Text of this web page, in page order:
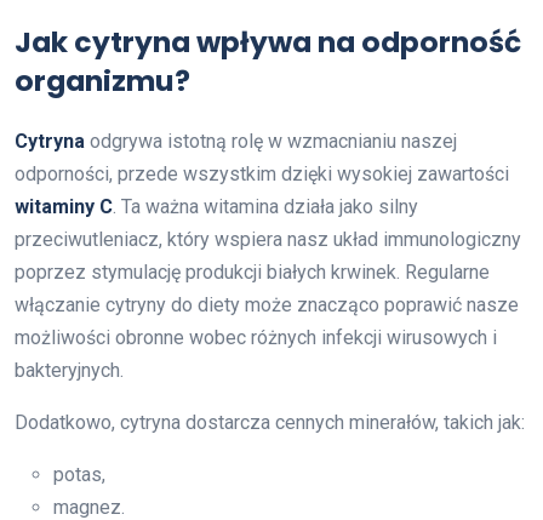
Jak cytryna wpływa na odporność
organizmu?
Cytryna odgrywa istotną rolę w wzmacnianiu naszej
odporności, przede wszystkim dzięki wysokiej zawartości
witaminy C . Ta ważna witamina działa jako silny
przeciwutleniacz, który wspiera nasz układ immunologiczny
poprzez stymulację produkcji białych krwinek. Regularne
włączanie cytryny do diety może znacząco poprawić nasze
możliwości obronne wobec różnych infekcji wirusowych i
bakteryjnych.
Dodatkowo, cytryna dostarcza cennych minerałów, takich jak:
potas,
magnez.